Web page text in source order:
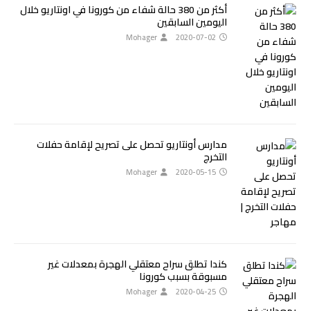
أكثر من 380 حالة شفاء من كورونا في اونتاريو خلال
اليومين السابقين
2020-07-02
Mohager
مدارس أونتاريو تحصل على تصريح لإقامة حفلات
التخرج
2020-05-15
Mohager
كندا تطلق سراح معتقلي الهجرة بمعدلات غير
مسبوقة بسبب كورونا
2020-04-25
Mohager